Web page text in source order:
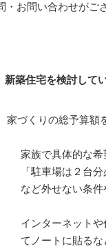
・お問い合わせがご
築住宅を検討して
家づくりの総予算額
家族で具体的な希
「駐車場は２台
など外せない条件
インターネット
てノートに貼るな